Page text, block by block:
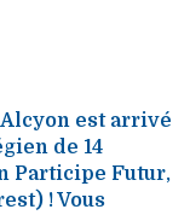
est arrivé
de 14
Participe Futur,
! Vous